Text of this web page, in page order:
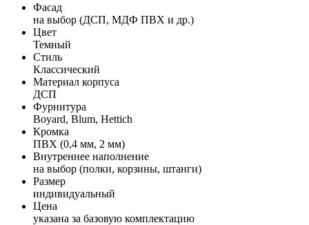
Фасад
на выбор (ДСП, МДФ ПВХ и др.)
Цвет
Темный
Стиль
Классический
Материал корпуса
ДСП
Фурнитура
Boyard, Blum, Hettich
Кромка
ПВХ (0,4 мм, 2 мм)
Внутреннее наполнение
на выбор (полки, корзины, штанги)
Размер
индивидуальный
Цена
указана за базовую комплектацию